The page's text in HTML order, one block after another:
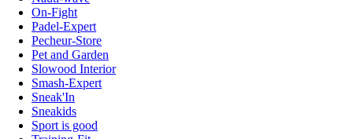
On-Fight
Padel-Expert
Pecheur-Store
Pet and Garden
Slowood Interior
Smash-Expert
Sneak'In
Sneakids
Sport is good